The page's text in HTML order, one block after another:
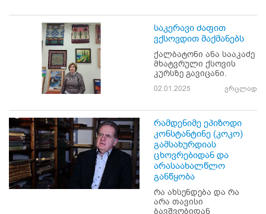
საკერავი ძაფით
ვქსოვდით მაქმანებს
ქალბატონი ანა სააკაძე
მხატვრული ქსოვის
კურსზე გავიცანი.
02.01.2025 ვრცლად
რამდენიმე ეპიზოდი
კონსტანტინე (კოკო)
გამსახურდიას
ცხოვრებიდან და
არასაახალწლო
განწყობა
რა ახსენდება და რა
არა თავისი
ბავშვობიდან